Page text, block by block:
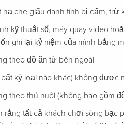
nạ che giấu danh tính bị cấm,
kỹ thuật số, máy quay video
ghi lại kỷ niệm của mình bằng
theo đồ ăn từ bên ngoài
kỳ loại nào khác) không được
theo thú nuôi (không bao gồm
rằng tất cả khách chơi sòng